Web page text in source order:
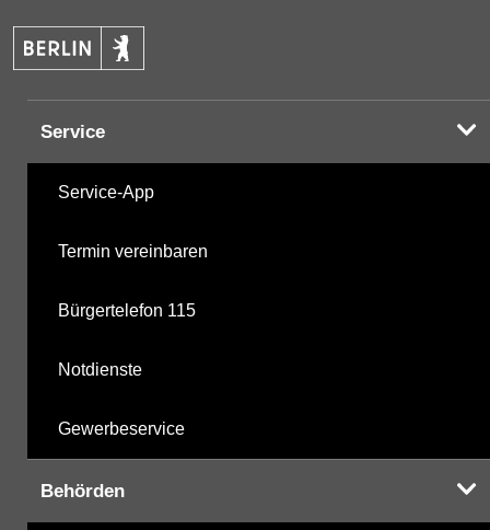
Service
Service-App
Termin vereinbaren
Bürgertelefon 115
Notdienste
Gewerbeservice
Behörden